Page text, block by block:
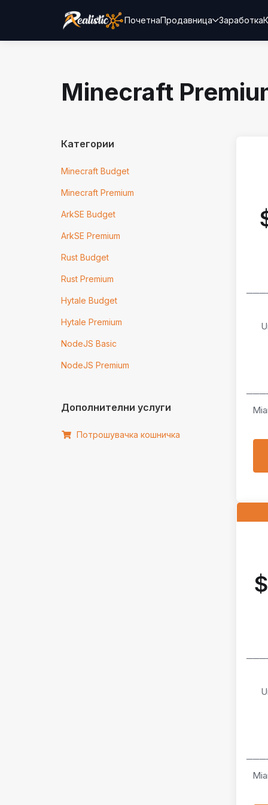
ПочетнаПродавница Заработка
Minecraft
Категории
Minecraft Budget
Minecraft Premium
ArkSE Budget
ArkSE Premium
Rust Budget
Rust Premium
Hytale Budget
Hytale Premium
NodeJS Basic
NodeJS Premium
Дополнителни услуги
Потрошувачка кошничка